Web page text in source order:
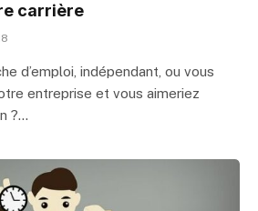
carrière
d’emploi, indépendant, ou vous
entreprise et vous aimeriez
?…